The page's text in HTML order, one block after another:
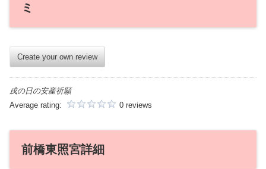
ミ
Create your own review
戌の日の安産祈願
Average rating:
0 reviews
前橋東照宮詳細